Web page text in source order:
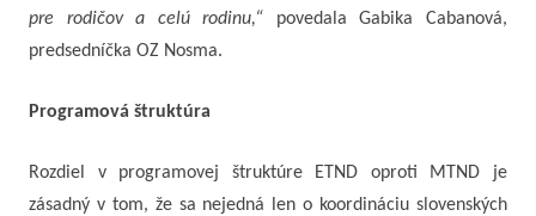
pre rodičov a celú rodinu,“ povedala Gabika Cabanová,
predsedníčka OZ Nosma.
Programová štruktúra
Rozdiel v programovej štruktúre ETND oproti MTND je
zásadný v tom, že sa nejedná len o koordináciu slovenských